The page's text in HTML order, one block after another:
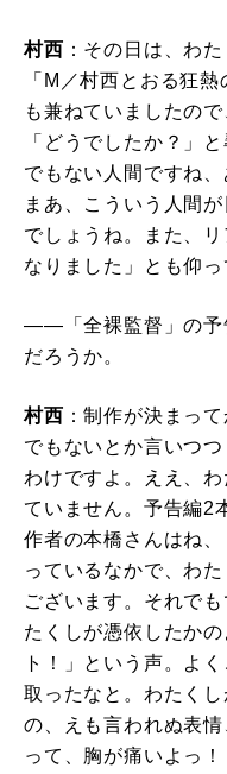
村西 ：その日は、わ
「M／村西とおる狂
も兼ねていましたの
「どうでしたか？」
でもない人間ですね
まあ、こういう人間
でしょうね。また、
なりました」とも仰っ
――「全裸監督」の予
だろうか。
村西 ：制作が決まっ
でもないとか言いつ
わけですよ。ええ、
ていません。予告編2
作者の本橋さんはね
っているなかで、わ
ございます。それで
たくしが憑依したか
ト！」という声。よ
取ったなと。わたく
の、えも言われぬ表
って、胸が痛いよっ